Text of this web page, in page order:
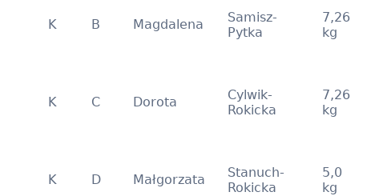
K B Magdalena
Samisz-
Pytka
7,26
kg
K C Dorota
Cylwik-
Rokicka
7,26
kg
K D Małgorzata
Stanuch-
Rokicka
5,0
kg